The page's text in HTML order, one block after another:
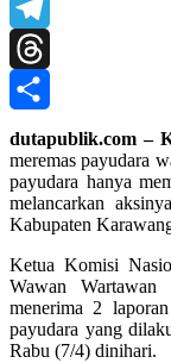
X
Telegram
Threads
Share
dutapublik.com –
meremas payudara
payudara hanya
melancarkan
Kabupaten
Ketua Komisi
Wawan Wartawan
menerima 2
payudara yang
Rabu (7/4) dinihari.